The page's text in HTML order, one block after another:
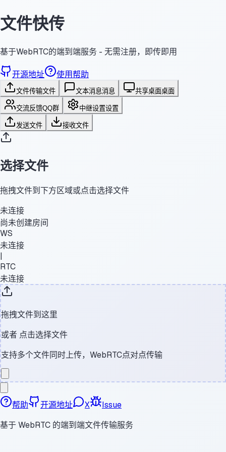
文件快传
基于WebRTC的端到端服务 - 无需注册，即传即用
开源地址 使用帮助
文件传输文件 文本消息消息 共享桌面桌面
交流反馈QQ群 中继设置设置
发送文件 接收文件
选择文件
拖拽文件到下方区域或点击选择文件
未连接
尚未创建房间
WS
未连接
|
RTC
未连接
拖拽文件到这里
或者 点击选择文件
支持多个文件同时上传，WebRTC点对点传输
帮助 开源地址 X
Issue
基于 WebRTC 的端到端文件传输服务